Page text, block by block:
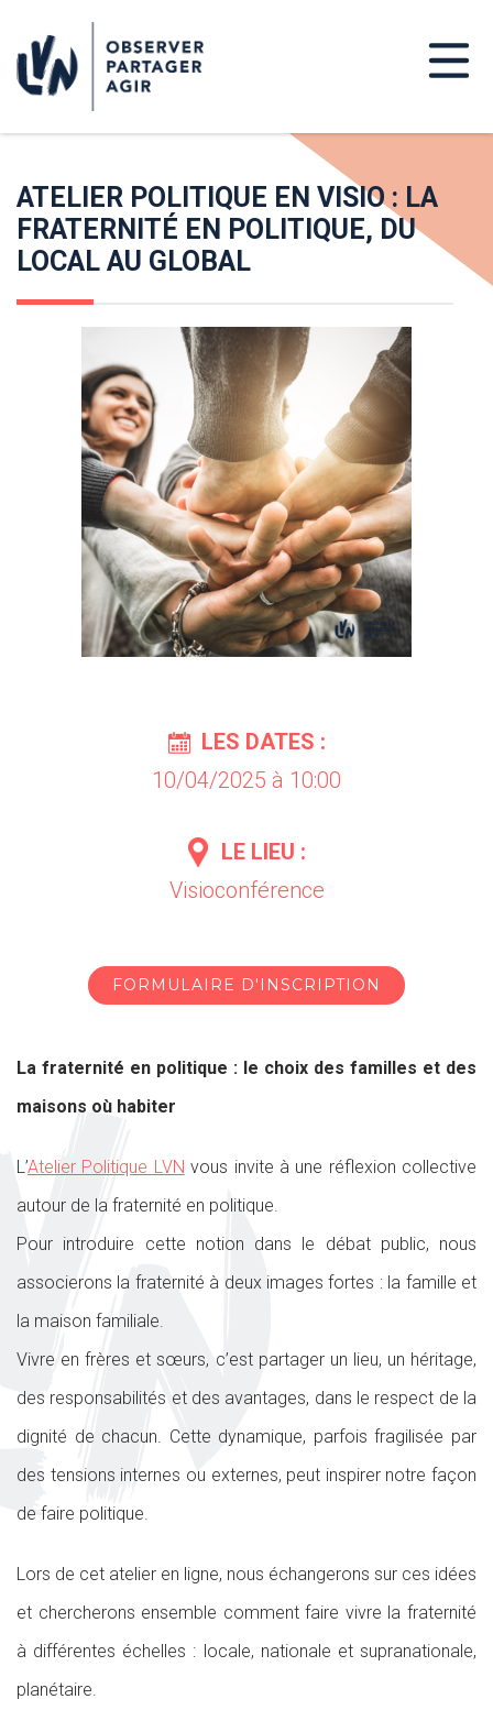
ATELIER POLITIQUE EN VISIO : LA
FRATERNITÉ EN POLITIQUE, DU
LOCAL AU GLOBAL
LES DATES :
10/04/2025 à 10:00
LE LIEU :
Visioconférence
FORMULAIRE D'INSCRIPTION
La fraternité en politique : le choix des familles et des
maisons où habiter
L’Atelier Politique LVN vous invite à une réflexion collective
autour de la fraternité en politique.
Pour introduire cette notion dans le débat public, nous
associerons la fraternité à deux images fortes : la famille et
la maison familiale.
Vivre en frères et sœurs, c’est partager un lieu, un héritage,
des responsabilités et des avantages, dans le respect de la
dignité de chacun. Cette dynamique, parfois fragilisée par
des tensions internes ou externes, peut inspirer notre façon
de faire politique.
Lors de cet atelier en ligne, nous échangerons sur ces idées
et chercherons ensemble comment faire vivre la fraternité
à différentes échelles : locale, nationale et supranationale,
planétaire.